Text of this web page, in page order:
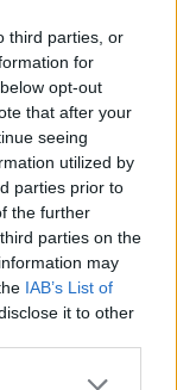
third parties, or
for
opt-out
that after your
seeing
utilized by
parties prior to
the further
parties on the
may
IAB’s List of
it to other
választ a
s